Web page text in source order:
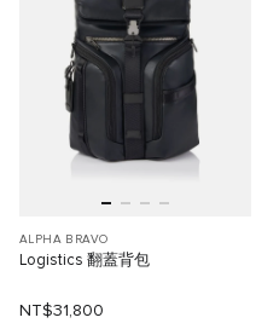
ALPHA BRAVO
Logistics 翻蓋背包
NT$31,800